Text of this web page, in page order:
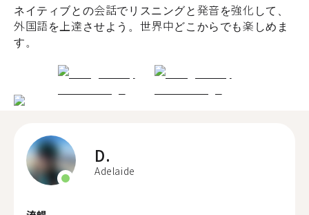
ネイティブとの会話でリスニングと発音を強化して、
外国語を上達させよう。世界中どこからでも楽しめま
す。
D.
Adelaide